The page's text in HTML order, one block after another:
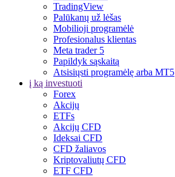
TradingView
Palūkanų už lėšas
Mobilioji programėlė
Profesionalus klientas
Meta trader 5
Papildyk sąskaitą
Atsisiųsti programėlę arba MT5
į ką investuoti
Forex
Akcijų
ETFs
Akcijų CFD
Ideksai CFD
CFD žaliavos
Kriptovaliutų CFD
ETF CFD